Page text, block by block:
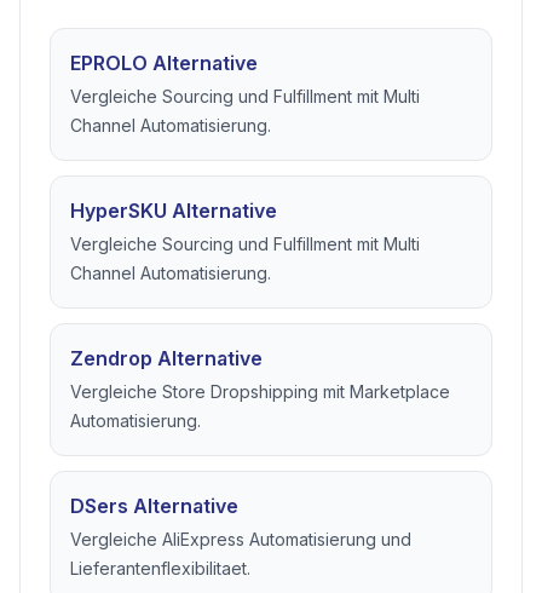
EPROLO Alternative
Vergleiche Sourcing und Fulfillment mit Multi
Channel Automatisierung.
HyperSKU Alternative
Vergleiche Sourcing und Fulfillment mit Multi
Channel Automatisierung.
Zendrop Alternative
Vergleiche Store Dropshipping mit Marketplace
Automatisierung.
DSers Alternative
Vergleiche AliExpress Automatisierung und
Lieferantenflexibilitaet.